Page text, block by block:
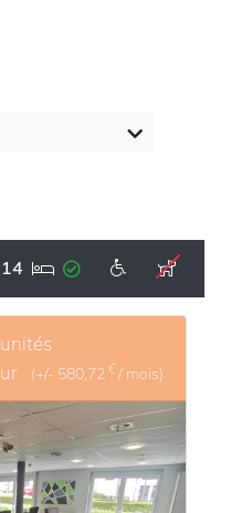
14
(+/- 580,72 € / mois)